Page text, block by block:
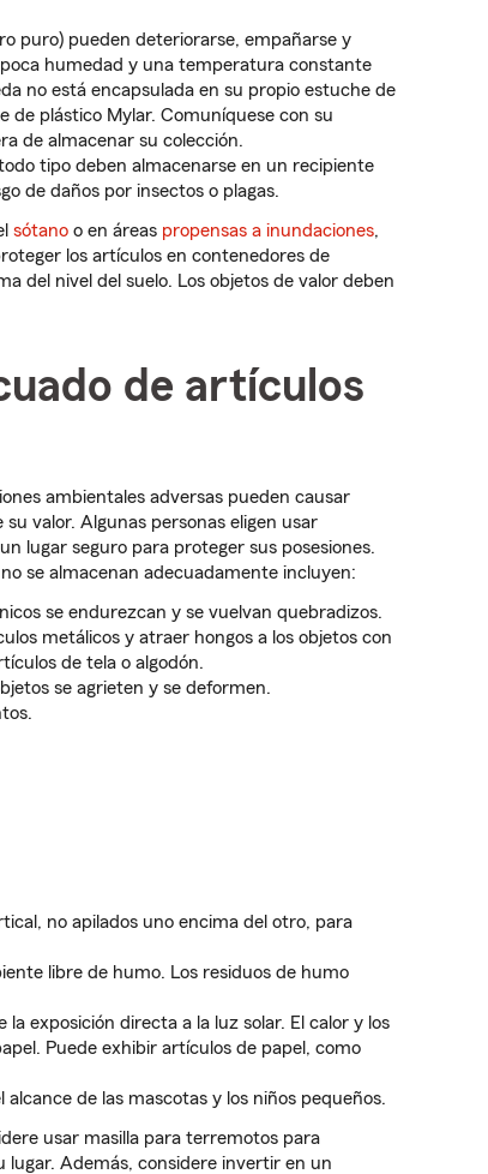
puro) pueden deteriorarse, empañarse y
humedad y una temperatura constante
no está encapsulada en su propio estuche de
de plástico Mylar. Comuníquese con su
de almacenar su colección.
tipo deben almacenarse en un recipiente
de daños por insectos o plagas.
sótano o en áreas propensas a inundaciones,
los artículos en contenedores de
del nivel del suelo. Los objetos de valor deben
de artículos
ambientales adversas pueden causar
valor. Algunas personas eligen usar
lugar seguro para proteger sus posesiones.
se almacenan adecuadamente incluyen:
se endurezcan y se vuelvan quebradizos.
metálicos y atraer hongos a los objetos con
de tela o algodón.
se agrieten y se deformen.
no apilados uno encima del otro, para
libre de humo. Los residuos de humo
exposición directa a la luz solar. El calor y los
Puede exhibir artículos de papel, como
de las mascotas y los niños pequeños.
usar masilla para terremotos para
Además, considere invertir en un